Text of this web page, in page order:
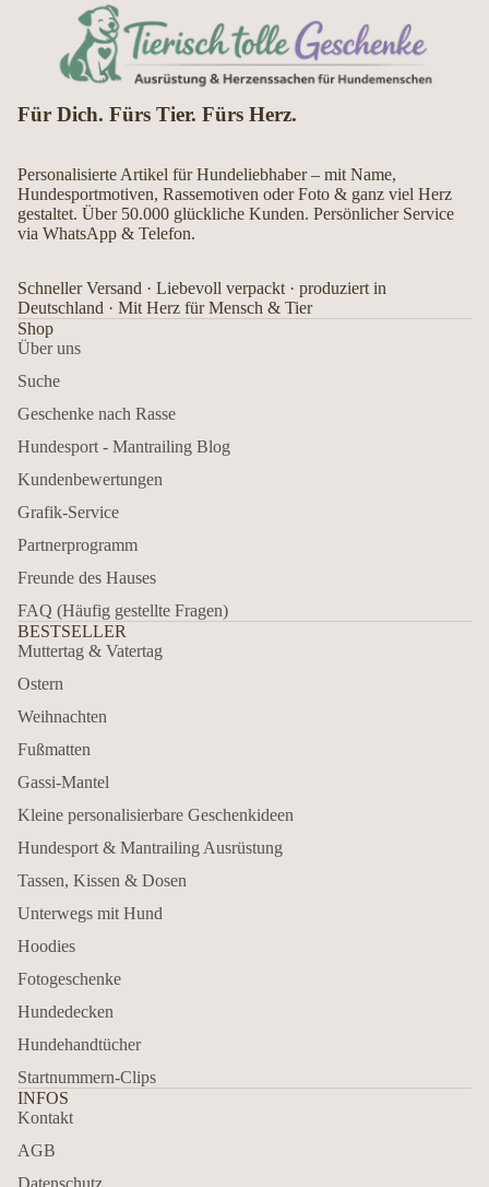
Für Dich. Fürs Tier. Fürs Herz.
Personalisierte Artikel für Hundeliebhaber – mit Name,
Hundesportmotiven, Rassemotiven oder Foto & ganz viel Herz
gestaltet. Über 50.000 glückliche Kunden. Persönlicher Service
via WhatsApp & Telefon.
Schneller Versand · Liebevoll verpackt · produziert in
Deutschland · Mit Herz für Mensch & Tier
Shop
Über uns
Suche
Geschenke nach Rasse
Hundesport - Mantrailing Blog
Kundenbewertungen
Grafik-Service
Partnerprogramm
Freunde des Hauses
FAQ (Häufig gestellte Fragen)
BESTSELLER
Muttertag & Vatertag
Ostern
Weihnachten
Fußmatten
Gassi-Mantel
Kleine personalisierbare Geschenkideen
Hundesport & Mantrailing Ausrüstung
Tassen, Kissen & Dosen
Unterwegs mit Hund
Hoodies
Fotogeschenke
Hundedecken
Hundehandtücher
Startnummern-Clips
INFOS
Kontakt
AGB